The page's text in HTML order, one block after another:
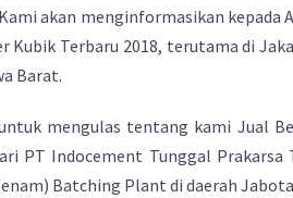
akan menginformasikan kepada
Kubik Terbaru 2018, terutama di
Barat.
mengulas tentang kami Jual
PT Indocement Tunggal Prakarsa
Batching Plant di daerah